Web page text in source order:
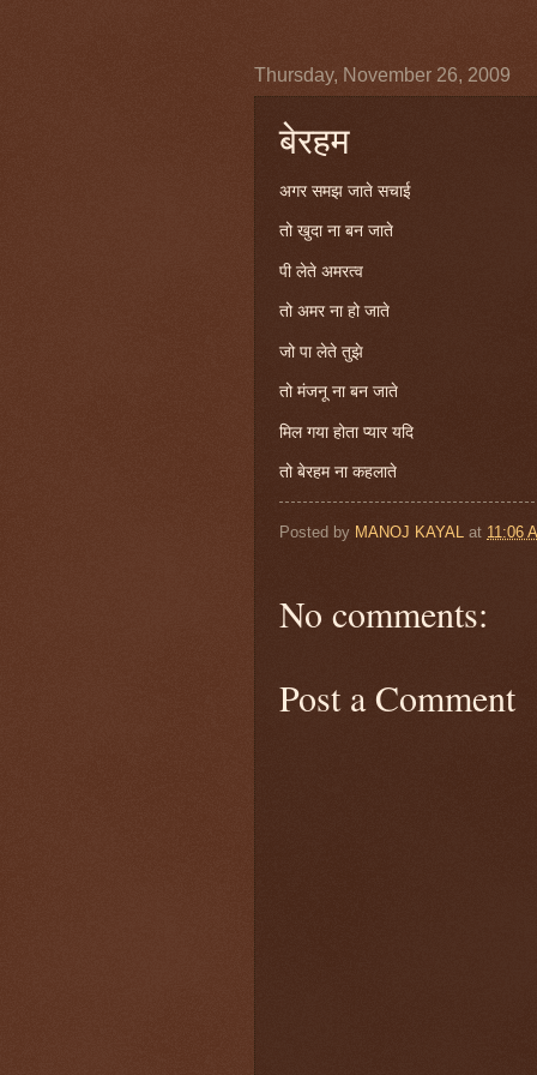
Thursday, November 26, 2009
बेरहम
अगर समझ जाते सचाई
तो खुदा ना बन जाते
पी लेते अमरत्व
तो अमर ना हो जाते
जो पा लेते तुझे
तो मंजनू ना बन जाते
मिल गया होता प्यार यदि
तो बेरहम ना कहलाते
Posted by MANOJ KAYAL at 11:06
No comments:
Post a Comment